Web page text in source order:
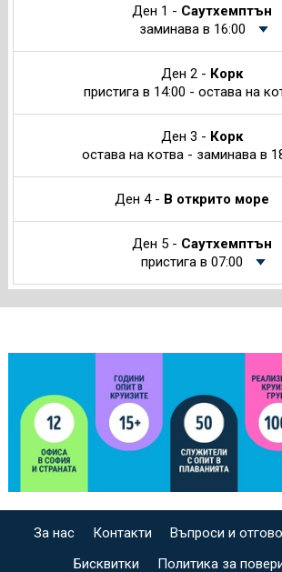
Ден 1 - Саутхемптън
заминава в 16:00
Ден 2 - Корк
пристига в 14:00 - остава на
Ден 3 - Корк
остава на котва - заминава в
Ден 4 - В открито море
Ден 5 - Саутхемптън
пристига в 07:00
За нас Контакти Въпроси и
Бисквитки
Политика за